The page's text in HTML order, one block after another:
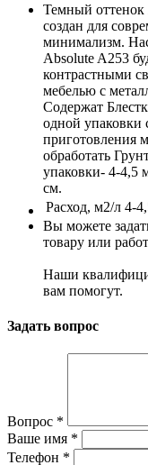
Темный оттенок
создан для
минимализм.
Absolute A253
контрастными
мебелью с
Содержат
одной упаковки
приготовления
обработать
упаковки- 4-4,5
см.
Расход, м2/л 4-
Вы можете
товару или
Наши
вам помогут.
Задать вопрос
Вопрос *
Ваше имя *
Телефон *